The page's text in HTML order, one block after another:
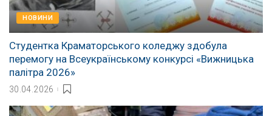
НОВИНИ
Студентка Краматорського коледжу здобула
перемогу на Всеукраїнському конкурсі «Вижницька
палітра 2026»
30.04.2026